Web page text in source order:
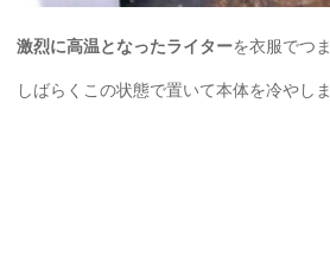
激烈に高温となったライターを衣服でつ
しばらくこの状態で置いて本体を冷やしま